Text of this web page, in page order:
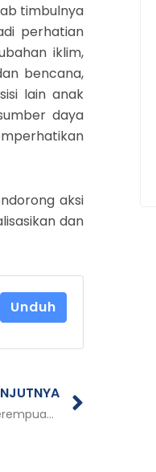
timbulnya
perhatian
iklim,
bencana,
lain anak
daya
aksi
dan
Unduh
Policy Brief | Mendorong Keterlibatan Perempuan dalam Pengelolaan Rehabilitasi Hutan dan Lahan